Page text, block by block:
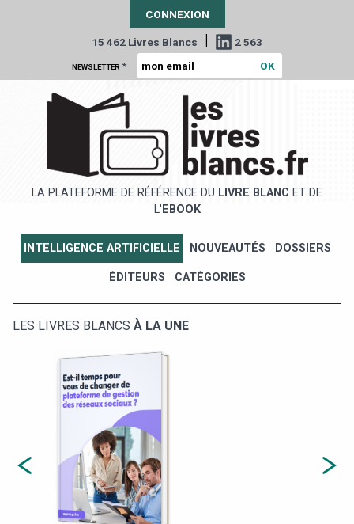
CONNEXION
15 462 Livres Blancs | 2 563
NEWSLETTER *
LA PLATEFORME DE RÉFÉRENCE DU LIVRE BLANC ET DE
L' EBOOK
INTELLIGENCE ARTIFICIELLE NOUVEAUTÉS DOSSIERS
ÉDITEURS CATÉGORIES
LES LIVRES BLANCS À LA UNE